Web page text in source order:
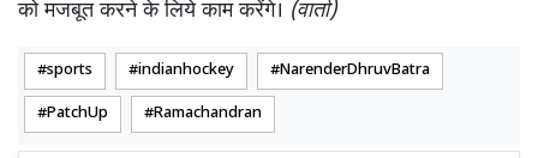
को मजबूत करने के लिये काम करेंगे। (वार्ता)
sports indianhockey NarenderDhruvBatra
PatchUp Ramachandran